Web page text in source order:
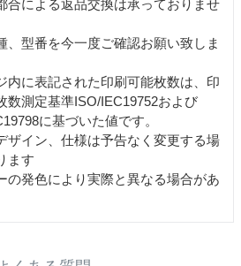
合による返品交換は承っておりませ
、型番を今一度ご確認お願い致しま
内に表記された印刷可能枚数は、印
数測定基準ISO/IEC19752および
に基づいた値です。
ザイン、仕様は予告なく変更する場
ます
の発色により実際と異なる場合があ